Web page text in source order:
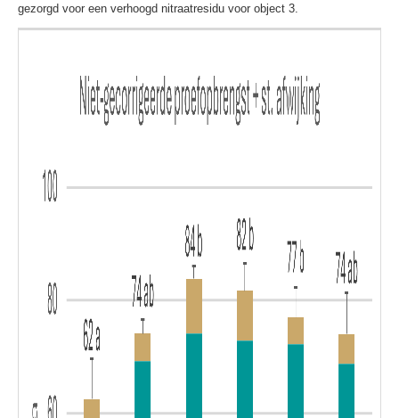
gezorgd voor een verhoogd nitraatresidu voor object 3.